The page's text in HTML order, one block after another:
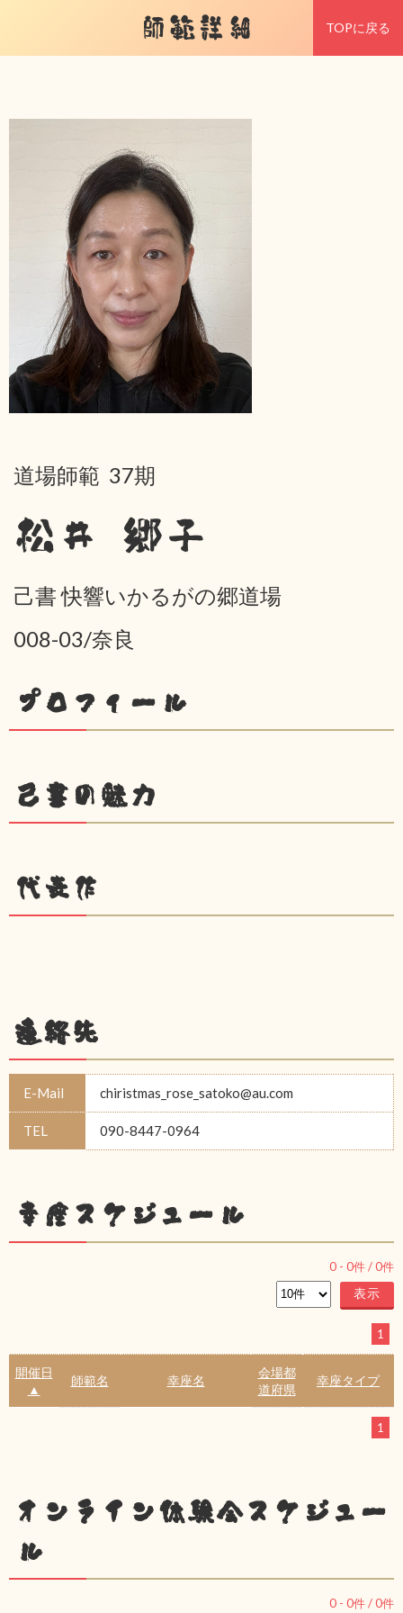
師範詳細 TOPに戻る
道場師範 37期
松井 郷子
己書 快響いかるがの郷道場
008-03/奈良
プロフィール
己書の魅力
代表作
連絡先
E-Mail chiristmas_rose_satoko@au.com
TEL 090-8447-0964
幸座スケジュール
0 - 0件 /0件
1
開催日
▲
師範名 幸座名
会場都
道府県
幸座タイプ
1
オンライン体験会スケジュー
ル
0 - 0件 /0件